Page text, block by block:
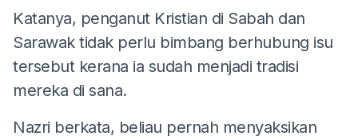
Katanya, penganut Kristian di Sabah dan
Sarawak tidak perlu bimbang berhubung isu
tersebut kerana ia sudah menjadi tradisi
mereka di sana.
Nazri berkata, beliau pernah menyaksikan